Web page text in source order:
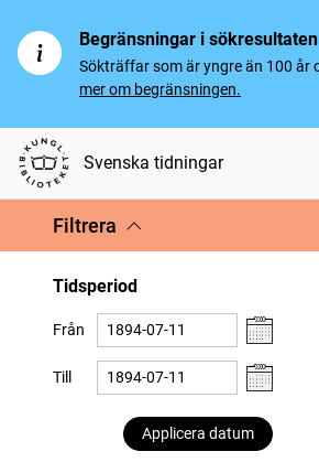
Begränsningar i sökresultaten
Sökträffar som är yngre än 100 år
mer om begränsningen.
Svenska tidningar
Filtrera
Tidsperiod
Från
Till
Applicera datum